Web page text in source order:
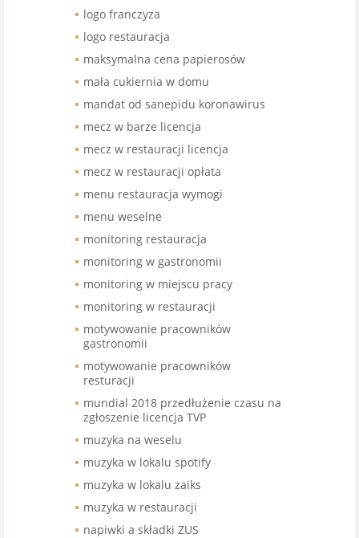
logo franczyza
logo restauracja
maksymalna cena papierosów
mała cukiernia w domu
mandat od sanepidu koronawirus
mecz w barze licencja
mecz w restauracji licencja
mecz w restauracji opłata
menu restauracja wymogi
menu weselne
monitoring restauracja
monitoring w gastronomii
monitoring w miejscu pracy
monitoring w restauracji
motywowanie pracowników
gastronomii
motywowanie pracowników
resturacji
mundial 2018 przedłużenie czasu na
zgłoszenie licencja TVP
muzyka na weselu
muzyka w lokalu spotify
muzyka w lokalu zaiks
muzyka w restauracji
napiwki a składki ZUS